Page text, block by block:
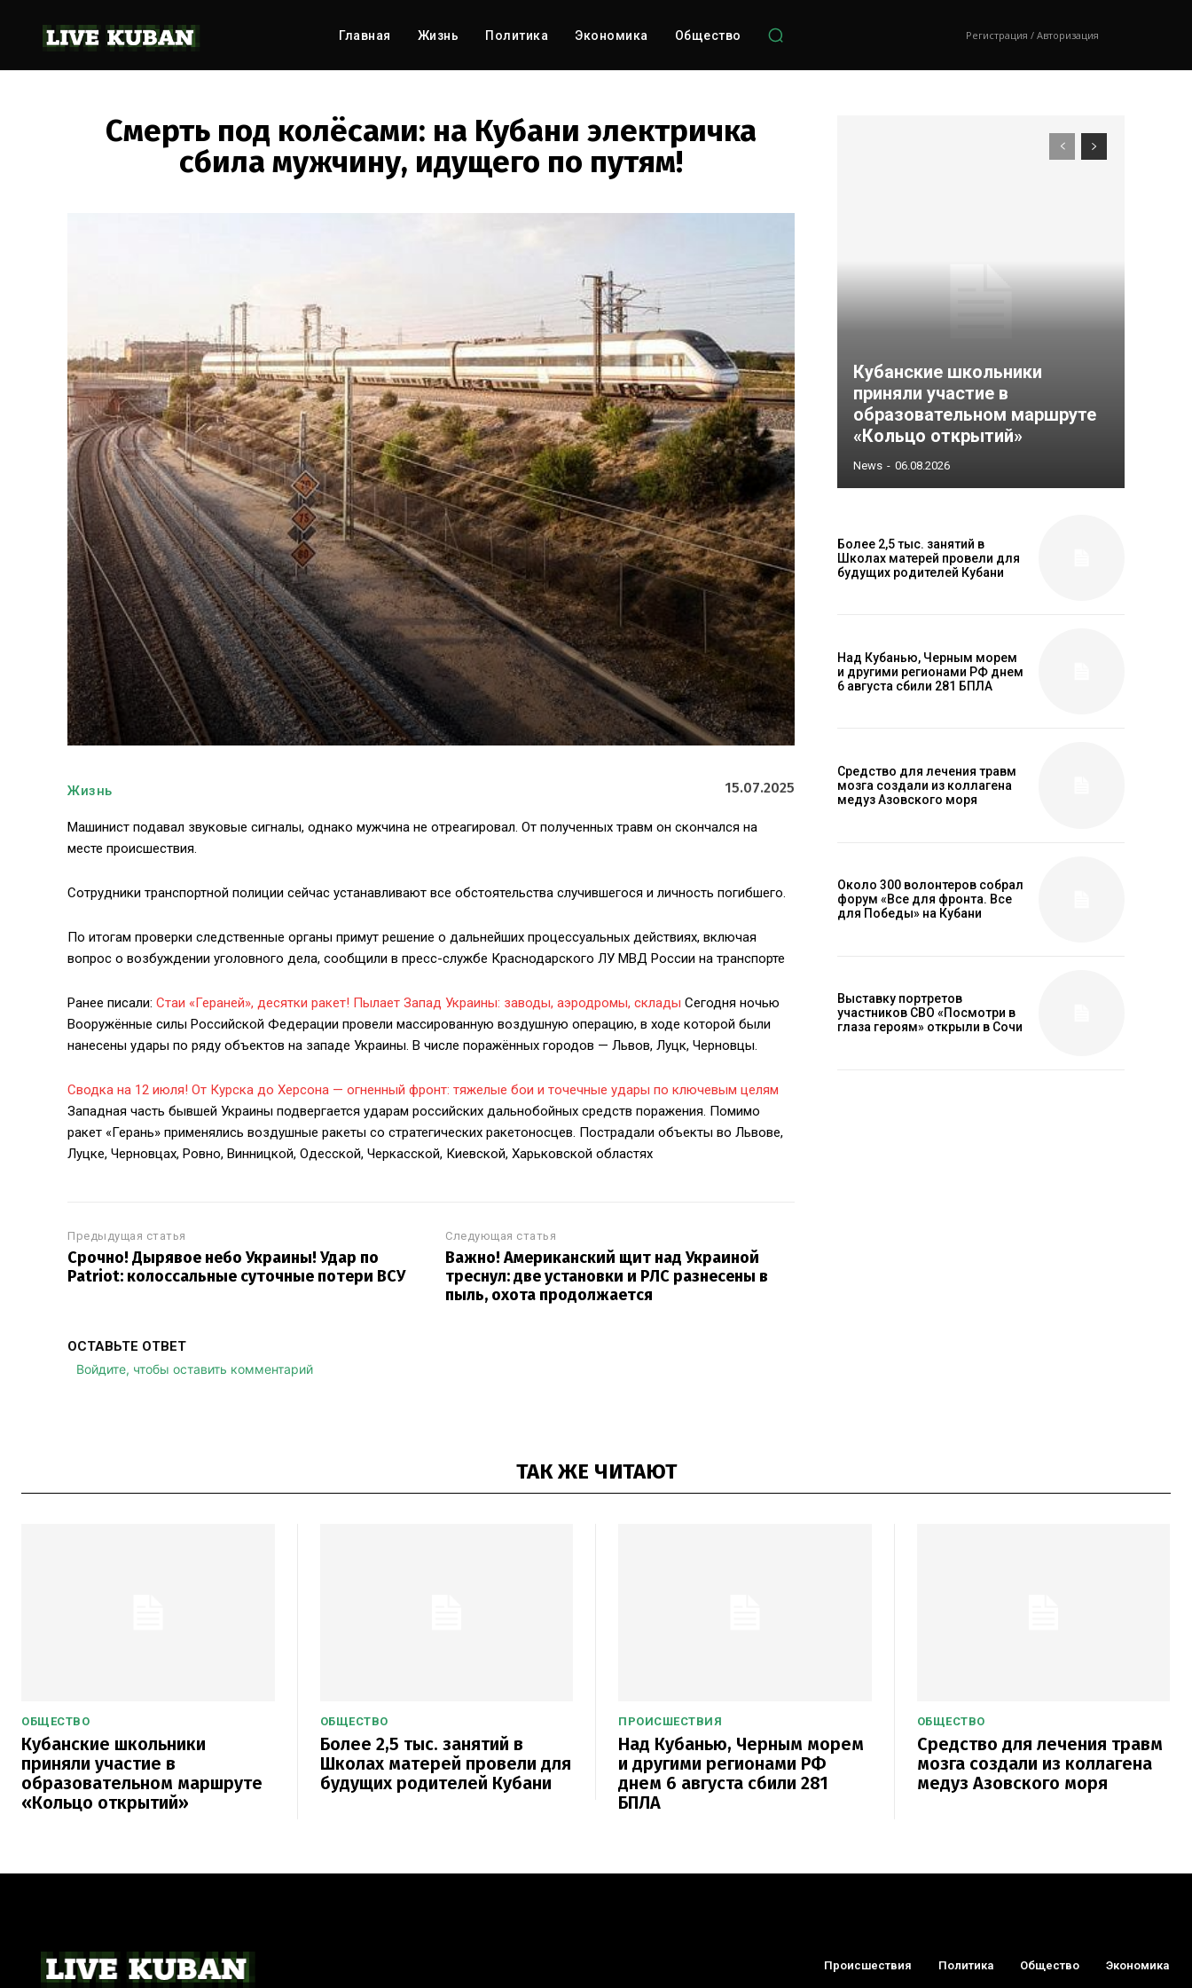
Главная Жизнь Политика Экономика Общество Регистрация / Авторизация
Смерть под колёсами: на Кубани электричка
сбила мужчину, идущего по путям!
Жизнь 15.07.2025
Машинист подавал звуковые сигналы, однако мужчина не отреагировал. От полученных травм он скончался на
месте происшествия.
Сотрудники транспортной полиции сейчас устанавливают все обстоятельства случившегося и личность погибшего.
По итогам проверки следственные органы примут решение о дальнейших процессуальных действиях, включая
вопрос о возбуждении уголовного дела, сообщили в пресс-службе Краснодарского ЛУ МВД России на транспорте
Ранее писали: Стаи «Гераней», десятки ракет! Пылает Запад Украины: заводы, аэродромы, склады Сегодня ночью
Вооружённые силы Российской Федерации провели массированную воздушную операцию, в ходе которой были
нанесены удары по ряду объектов на западе Украины. В числе поражённых городов — Львов, Луцк, Черновцы.
Сводка на 12 июля! От Курска до Херсона — огненный фронт: тяжелые бои и точечные удары по ключевым целям
Западная часть бывшей Украины подвергается ударам российских дальнобойных средств поражения. Помимо
ракет «Герань» применялись воздушные ракеты со стратегических ракетоносцев. Пострадали объекты во Львове,
Луцке, Черновцах, Ровно, Винницкой, Одесской, Черкасской, Киевской, Харьковской областях
Предыдущая статья
Срочно! Дырявое небо Украины! Удар по
Patriot: колоссальные суточные потери ВСУ
Следующая статья
Важно! Американский щит над Украиной
треснул: две установки и РЛС разнесены в
пыль, охота продолжается
ОСТАВЬТЕ ОТВЕТ
Войдите, чтобы оставить комментарий
Кубанские школьники
приняли участие в
образовательном маршруте
«Кольцо открытий»
News - 06.08.2026
Более 2,5 тыс. занятий в
Школах матерей провели для
будущих родителей Кубани
Над Кубанью, Черным морем
и другими регионами РФ днем
6 августа сбили 281 БПЛА
Средство для лечения травм
мозга создали из коллагена
медуз Азовского моря
Около 300 волонтеров собрал
форум «Все для фронта. Все
для Победы» на Кубани
Выставку портретов
участников СВО «Посмотри в
глаза героям» открыли в Сочи
ТАК ЖЕ ЧИТАЮТ
ОБЩЕСТВО
Кубанские школьники
приняли участие в
образовательном маршруте
«Кольцо открытий»
ОБЩЕСТВО
Более 2,5 тыс. занятий в
Школах матерей провели для
будущих родителей Кубани
ПРОИСШЕСТВИЯ
Над Кубанью, Черным морем
и другими регионами РФ
днем 6 августа сбили 281
БПЛА
ОБЩЕСТВО
Средство для лечения травм
мозга создали из коллагена
медуз Азовского моря
Происшествия Политика Общество Экономика